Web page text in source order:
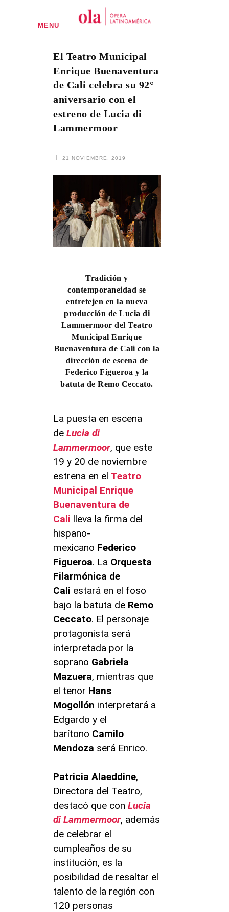
MENU
El Teatro Municipal
Enrique Buenaventura
de Cali celebra su 92°
aniversario con el
estreno de Lucia di
Lammermoor
21 NOVIEMBRE, 2019
Tradición y
contemporaneidad se
entretejen en la nueva
producción de Lucia di
Lammermoor del Teatro
Municipal Enrique
Buenaventura de Cali con la
dirección de escena de
Federico Figueroa y la
batuta de Remo Ceccato.
La puesta en escena
de Lucia di
Lammermoor, que este
19 y 20 de noviembre
estrena en el Teatro
Municipal Enrique
Buenaventura de
Cali lleva la firma del
hispano-
mexicano Federico
Figueroa. La Orquesta
Filarmónica de
Cali estará en el foso
bajo la batuta de Remo
Ceccato. El personaje
protagonista será
interpretada por la
soprano Gabriela
Mazuera, mientras que
el tenor Hans
Mogollón interpretará a
Edgardo y el
barítono Camilo
Mendoza será Enrico.
Patricia Alaeddine,
Directora del Teatro,
destacó que con Lucia
di Lammermoor, además
de celebrar el
cumpleaños de su
institución, es la
posibilidad de resaltar el
talento de la región con
120 personas